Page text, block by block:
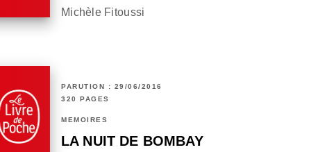
Michèle Fitoussi
PARUTION : 29/06/2016
320 PAGES
MÉMOIRES
LA NUIT DE BOMBAY